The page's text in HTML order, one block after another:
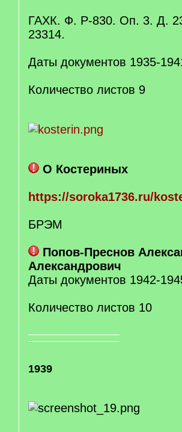
ГАХК. Ф. Р-830. Оп. 3. Д.
23314.
Даты документов 1935-
Количество листов 9
О Костериных
https://soroka1736.ru/
БРЭМ
Попов-Преснов
Александрович
Даты документов 1942-
Количество листов 10
1939